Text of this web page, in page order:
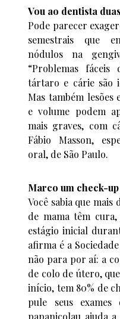
Vou ao dentista
Pode parecer
semestrais que
nódulos na
“Problemas
tártaro e cárie são
Mas também
e volume podem
mais graves, com
Fábio Masson,
oral, de São Paulo.
Marco um check-
Você sabia que mais
de mama têm
estágio inicial
afirma é a
não para por aí: a
de colo de útero,
início, tem 80% de
pule seus